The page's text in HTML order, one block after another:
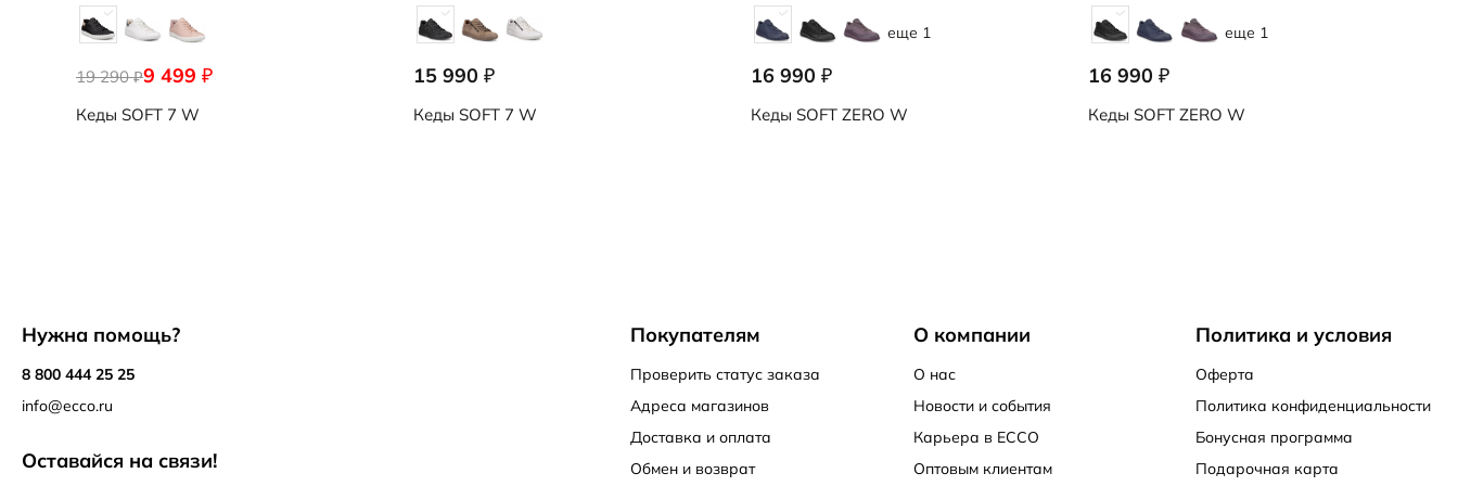
9 499 ₽
19 290₽
Кеды SOFT 7 W
15 990 ₽
Кеды SOFT 7 W
еще 1
16 990 ₽
Кеды SOFT ZERO W
еще 1
16 990 ₽
Кеды SOFT ZERO W
Нужна помощь?
8 800 444 25 25
info@ecco.ru
Оставайся на связи!
Политика и условия
Оферта
Политика конфиденциальности
Бонусная программа
Подарочная карта
О компании
О нас
Новости и события
Карьера в ECCO
Оптовым клиентам
Покупателям
Проверить статус заказа
Адреса магазинов
Доставка и оплата
Обмен и возврат